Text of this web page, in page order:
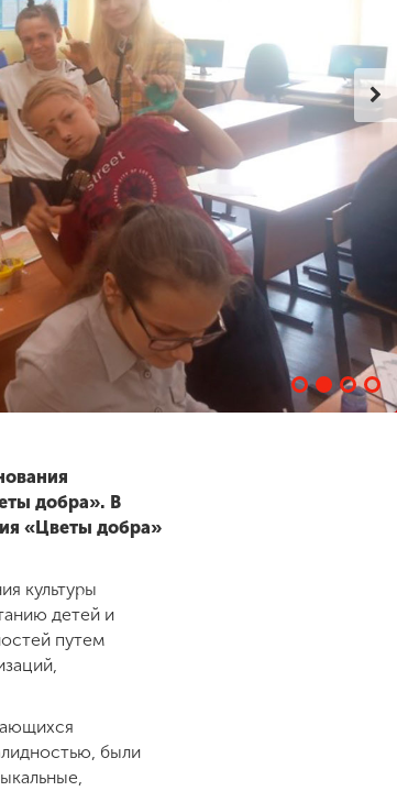
добра». В
«Цветы добра»
культуры
детей и
путем
были